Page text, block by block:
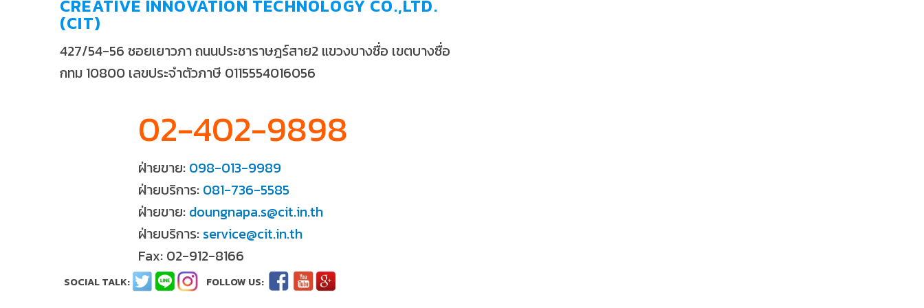
CREATIVE INNOVATION TECHNOLOGY CO.,LTD.
(CIT)
427/54-56 ซอยเยาวภา ถนนประชาราษฎร์สาย2 แขวงบางซื่อ เขตบางซื่อ
กทม 10800 เลขประจำตัวภาษี 0115554016056
02-402-9898
ฝ่ายขาย: 098-013-9989
ฝ่ายบริการ: 081-736-5585
ฝ่ายขาย: doungnapa.s@cit.in.th
ฝ่ายบริการ: service@cit.in.th
Fax: 02-912-8166